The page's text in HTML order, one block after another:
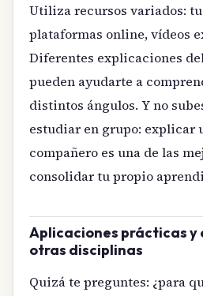
Utiliza recursos variados:
plataformas online, vídeos
Diferentes explicaciones
pueden ayudarte a
distintos ángulos. Y no
estudiar en grupo: explicar
compañero es una de las
consolidar tu propio
Aplicaciones prácticas y
otras disciplinas
Quizá te preguntes: ¿para